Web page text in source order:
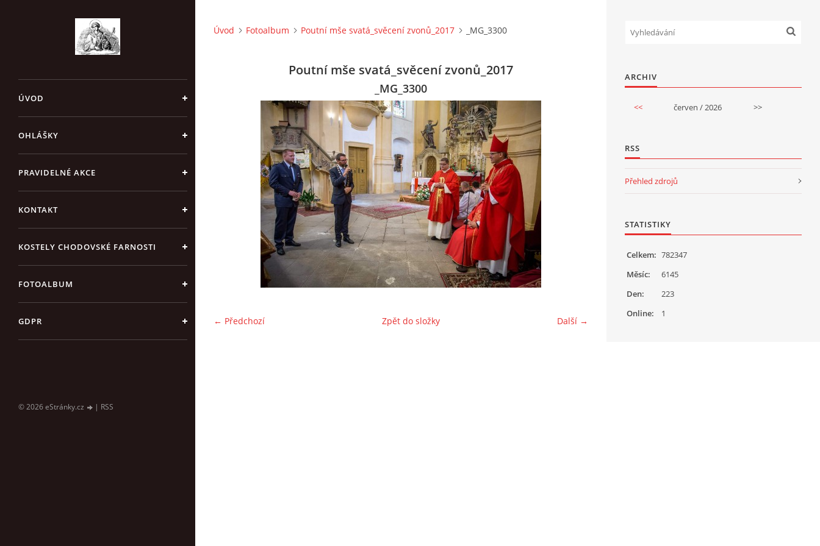
ÚVOD
OHLÁŠKY
PRAVIDELNÉ AKCE
KONTAKT
KOSTELY CHODOVSKÉ FARNOSTI
FOTOALBUM
GDPR
© 2026 eStránky.cz | RSS
Úvod Fotoalbum Poutní mše svatá_svěcení zvonů_2017 _MG_3300
Poutní mše svatá_svěcení zvonů_2017
_MG_3300
← Předchozí Další →
Zpět do složky
ARCHIV
<< červen / 2026 >>
RSS
Přehled zdrojů
STATISTIKY
Online: 1
Celkem: 782347
Měsíc:
6145
Den:
223